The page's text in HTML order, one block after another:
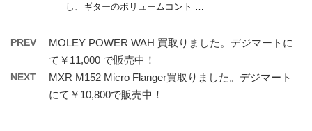
し、ギターのボリュームコント …
PREV
MOLEY POWER WAH 買取りました。デジマートに
て￥11,000 で販売中！
NEXT
MXR M152 Micro Flanger買取りました。デジマート
にて￥10,800で販売中！